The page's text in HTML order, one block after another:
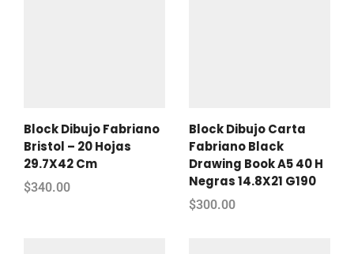
Block Dibujo Fabriano
Bristol – 20 Hojas
29.7X42 Cm
$340.00
Block Dibujo Carta
Fabriano Black
Drawing Book A5 40 H
Negras 14.8X21 G190
$300.00